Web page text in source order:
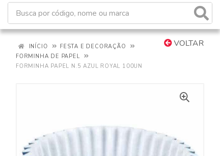
VOLTAR
INÍCIO
FESTA E DECORAÇÃO
FORMINHA DE PAPEL
FORMINHA PAPEL N.5 AZUL ROYAL 100UN